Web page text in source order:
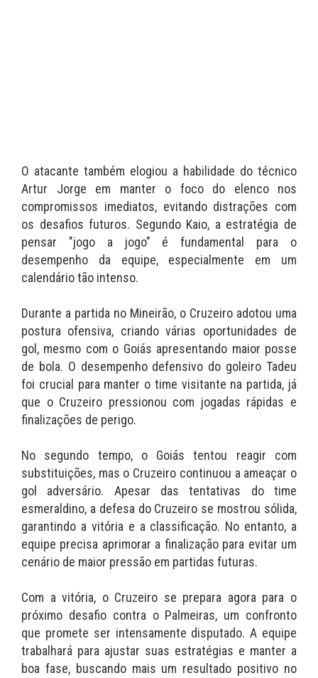
O atacante também elogiou a habilidade do técnico
Artur Jorge em manter o foco do elenco nos
compromissos imediatos, evitando distrações com
os desafios futuros. Segundo Kaio, a estratégia de
pensar "jogo a jogo" é fundamental para o
desempenho da equipe, especialmente em um
calendário tão intenso.
Durante a partida no Mineirão, o Cruzeiro adotou uma
postura ofensiva, criando várias oportunidades de
gol, mesmo com o Goiás apresentando maior posse
de bola. O desempenho defensivo do goleiro Tadeu
foi crucial para manter o time visitante na partida, já
que o Cruzeiro pressionou com jogadas rápidas e
finalizações de perigo.
No segundo tempo, o Goiás tentou reagir com
substituições, mas o Cruzeiro continuou a ameaçar o
gol adversário. Apesar das tentativas do time
esmeraldino, a defesa do Cruzeiro se mostrou sólida,
garantindo a vitória e a classificação. No entanto, a
equipe precisa aprimorar a finalização para evitar um
cenário de maior pressão em partidas futuras.
Com a vitória, o Cruzeiro se prepara agora para o
próximo desafio contra o Palmeiras, um confronto
que promete ser intensamente disputado. A equipe
trabalhará para ajustar suas estratégias e manter a
boa fase, buscando mais um resultado positivo no